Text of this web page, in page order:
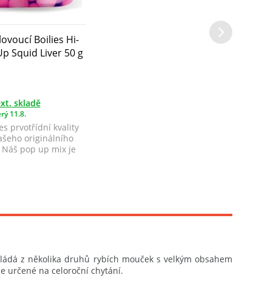
Boilies Hi-
Squid Liver 50 g
skladě
11.8.
prvotřídní kvality
originálního
pop up mix je
z několika druhů rybích mouček s velkým obsahem
určené na celoroční chytání.